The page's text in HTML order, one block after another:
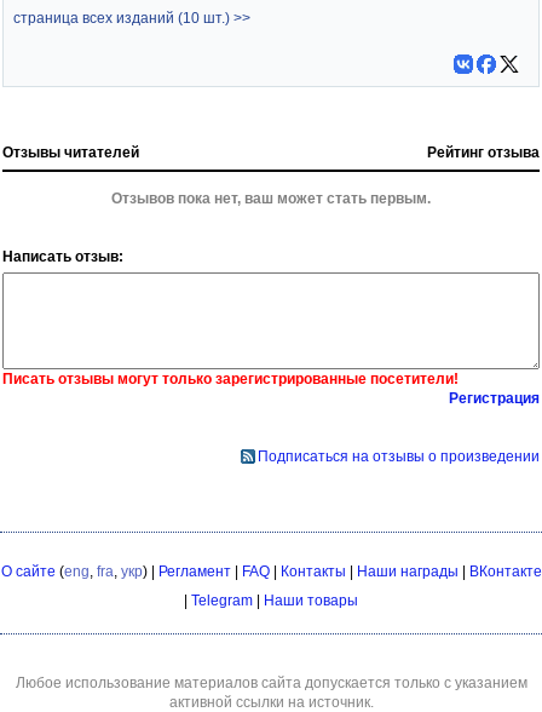
страница всех изданий (10 шт.) >>
Отзывы читателей Рейтинг отзыва
Отзывов пока нет, ваш может стать первым.
Написать отзыв:
Писать отзывы могут только зарегистрированные посетители!
Регистрация
Подписаться на отзывы о произведении
О сайте (eng fra укр) | Регламент| FAQ| Контакты | Наши награды | ВКонтакте
| Telegram | Наши товары
Любое использование материалов сайта допускается только с указанием
активной ссылки на источник.